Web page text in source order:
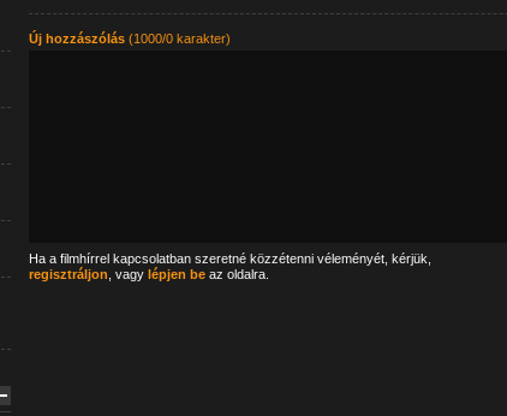
Új hozzászólás(1000/0 karakter)
Ha a filmhírrel kapcsolatban szeretné közzétenni véleményét, kérjük,
regisztráljon , vagy lépjen beaz oldalra.